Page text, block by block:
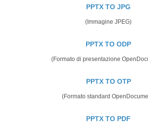
PPTX TO JPG
(Immagine JPEG)
PPTX TO ODP
(Formato di presentazione
PPTX TO OTP
(Formato standard
PPTX TO PDF